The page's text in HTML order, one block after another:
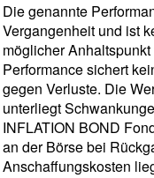
Die genannte
Vergangenheit und ist
möglicher
Performance sichert
gegen Verluste. Die
unterliegt
INFLATION BOND
an der Börse bei
Anschaffungskosten